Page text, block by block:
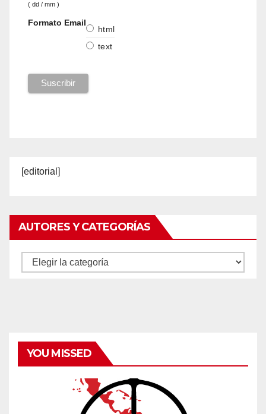
( dd / mm )
Formato Email
html
text
[editorial]
AUTORES Y CATEGORÍAS
Autores
YOU MISSED